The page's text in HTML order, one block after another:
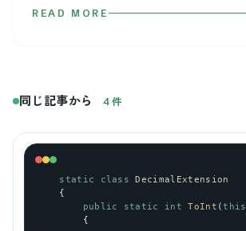
READ MORE
同じ記事から 4 件
static class
DecimalExtension
    {
public
static int ToInt (this
        {